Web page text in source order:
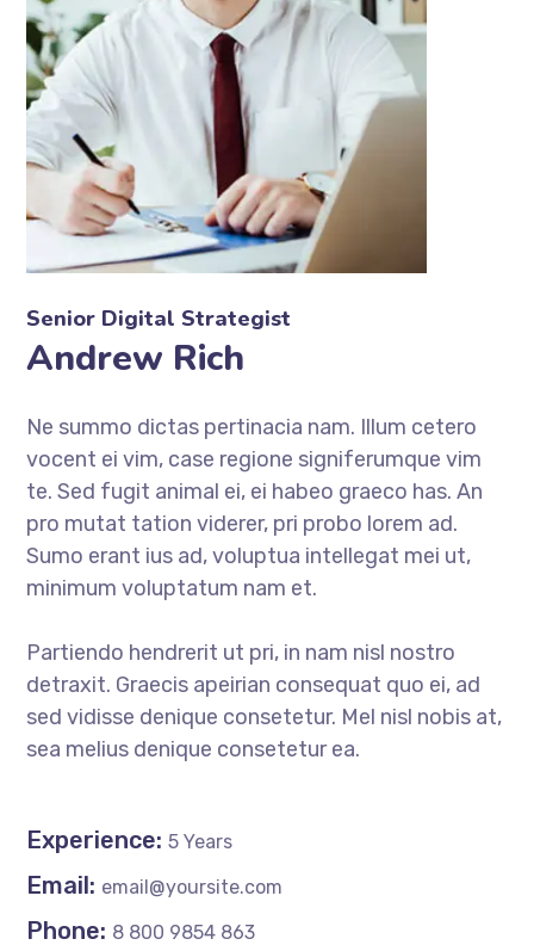
Senior Digital Strategist
Andrew Rich
Ne summo dictas pertinacia nam. Illum cetero
vocent ei vim, case regione signiferumque vim
te. Sed fugit animal ei, ei habeo graeco has. An
pro mutat tation viderer, pri probo lorem ad.
Sumo erant ius ad, voluptua intellegat mei ut,
minimum voluptatum nam et.
Partiendo hendrerit ut pri, in nam nisl nostro
detraxit. Graecis apeirian consequat quo ei, ad
sed vidisse denique consetetur. Mel nisl nobis at,
sea melius denique consetetur ea.
Experience: 5 Years
Email: email@yoursite.com
Phone: 8 800 9854 863